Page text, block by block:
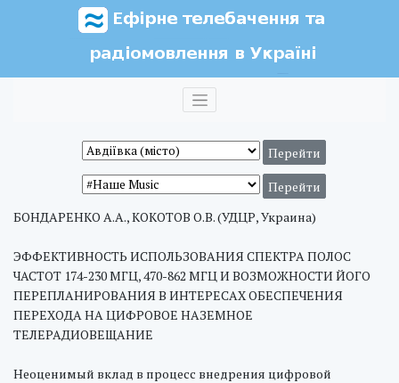
БОНДАРЕНКО А.А., КОКОТОВ О.В. (УДЦР, Украина)
ЭФФЕКТИВНОСТЬ ИСПОЛЬЗОВАНИЯ СПЕКТРА ПОЛОС
ЧАСТОТ 174-230 МГЦ, 470-862 МГЦ И ВОЗМОЖНОСТИ ЙОГО
ПЕРЕПЛАНИРОВАНИЯ В ИНТЕРЕСАХ ОБЕСПЕЧЕНИЯ
ПЕРЕХОДА НА ЦИФРОВОЕ НАЗЕМНОЕ
ТЕЛЕРАДИОВЕЩАНИЕ
Неоценимый вклад в процесс внедрения цифровой